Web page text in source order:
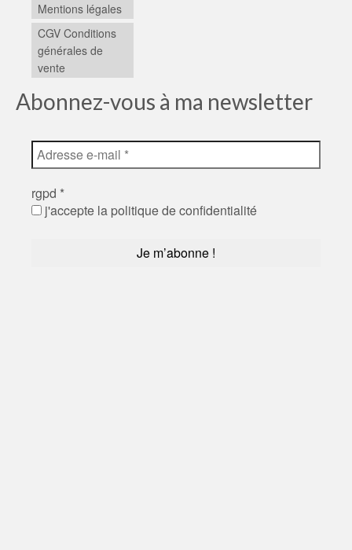
Mentions légales
CGV Conditions
générales de
vente
Abonnez-vous à ma newsletter
rgpd *
j'accepte la politique de confidentialité